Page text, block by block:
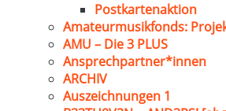
Postkartenaktion
Amateurmusikfonds:
AMU – Die 3 PLUS
Ansprechpartner*innen
ARCHIV
Auszeichnungen 1